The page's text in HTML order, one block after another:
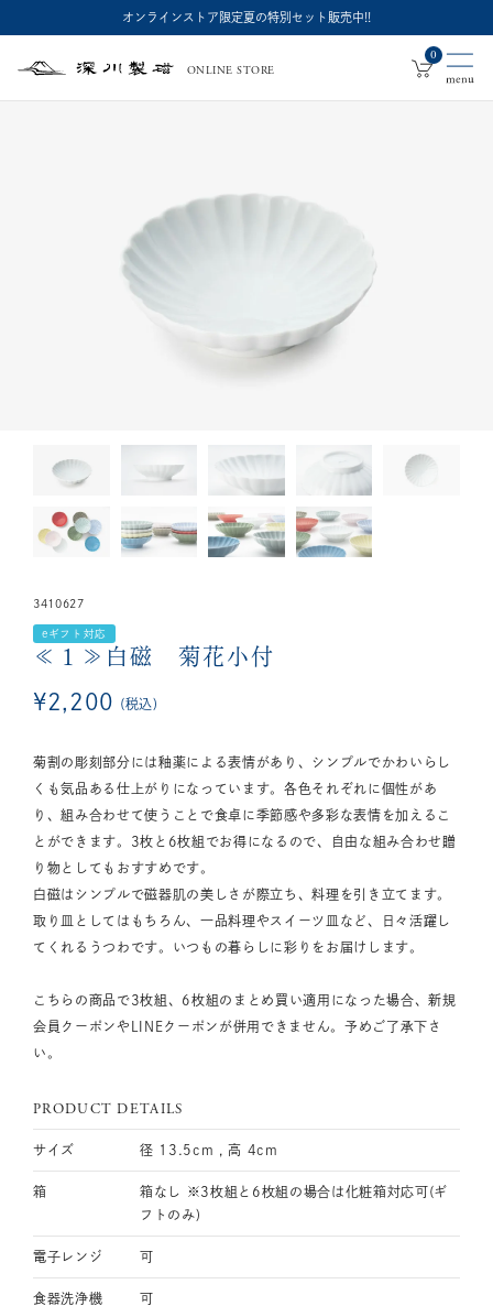
オンラインストア限定夏の特別セット販売中!!
深
ONLINE STORE
0
3410627
eギフト対応
≪１≫白磁 菊花小付
¥ 2,200 税込
菊割の彫刻部分には釉薬による表情があり、シンプルでかわいらし
くも気品ある仕上がりになっています。各色それぞれに個性があ
り、組み合わせて使うことで食卓に季節感や多彩な表情を加えるこ
とができます。3枚と6枚組でお得になるので、自由な組み合わせ贈
り物としてもおすすめです。
白磁はシンプルで磁器肌の美しさが際立ち、料理を引き立てます。
取り皿としてはもちろん、一品料理やスイーツ皿など、日々活躍し
てくれるうつわです。いつもの暮らしに彩りをお届けします。
こちらの商品で3枚組、6枚組のまとめ買い適用になった場合、新規
会員クーポンやLINEクーポンが併用できません。予めご了承下さ
い。
PRODUCT DETAILS
サイズ 径 13.5cm , 高 4cm
箱
箱なし ※3枚組と6枚組の場合は化粧箱対応可(ギ
フトのみ)
電子レンジ 可
食器洗浄機 可